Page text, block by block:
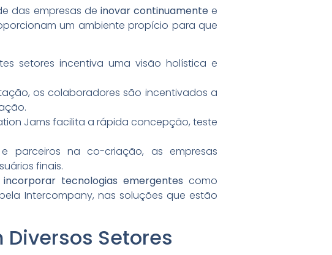
das empresas de inovar continuamentee
um ambiente propício para que
setores incentiva uma visão holística e
os colaboradores são incentivados a
Jams facilita a rápida concepção, teste
parceiros na co-criação, as empresas
finais.
incorporar tecnologias emergentes como
Intercompany, nas soluções que estão
Setores